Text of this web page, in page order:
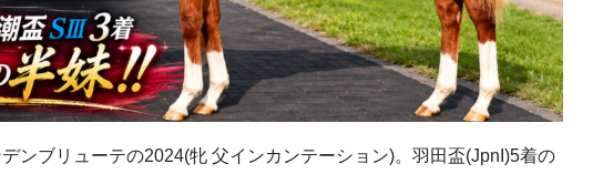
ンブリューテの2024(牝 父インカンテーション)。羽田盃(JpnI)5着の